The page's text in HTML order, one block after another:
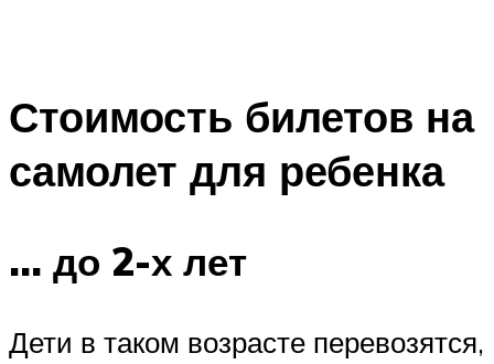
Стоимость билетов на
самолет для ребенка
… до 2-х лет
Дети в таком возрасте перевозятся,